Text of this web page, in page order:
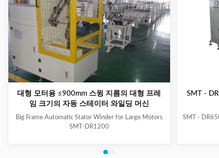
대형 모터용 ≤900mm 스윙 지름의 대형 프레
임 크기의 자동 스테이터 와일딩 머신
Big Frame Automatic Stator Winder for Large Motors
SMT-DR1200
SMT -
SMT -